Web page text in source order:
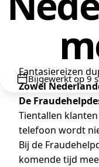
Bijgewerkt op 9
Fantasiereizen
Zowel
De
Tientallen
telefoon wordt
Bij de
komende tijd